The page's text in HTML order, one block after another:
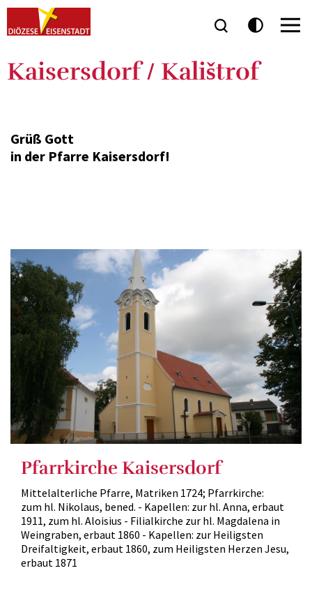
Kaisersdorf / Kalištrof
Grüß Gott
in der Pfarre Kaisersdorf!
Pfarrkirche Kaisersdorf
Mittelalterliche Pfarre, Matriken 1724; Pfarrkirche:
zum hl. Nikolaus, bened. - Kapellen: zur hl. Anna, erbaut
1911, zum hl. Aloisius - Filialkirche zur hl. Magdalena in
Weingraben, erbaut 1860 - Kapellen: zur Heiligsten
Dreifaltigkeit, erbaut 1860, zum Heiligsten Herzen Jesu,
erbaut 1871